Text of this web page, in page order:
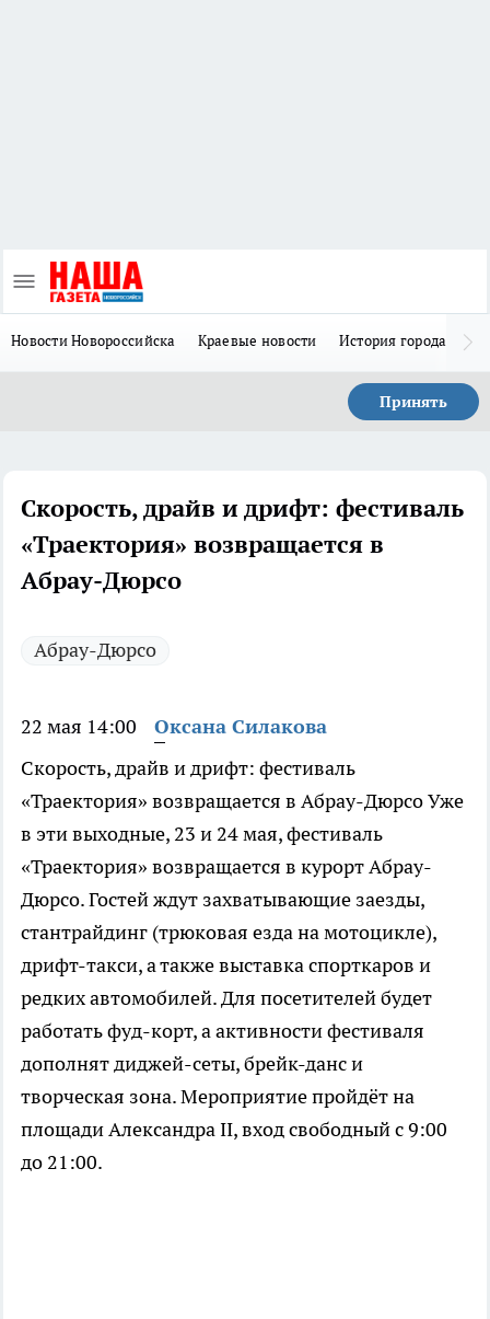
Новости Новороссийска Краевые новости История города Н
Принять
Скорость, драйв и дрифт: фестиваль
«Траектория» возвращается в
Абрау-Дюрсо
Абрау-Дюрсо
22 мая 14:00
Оксана Силакова
Скорость, драйв и дрифт: фестиваль
«Траектория» возвращается в Абрау-Дюрсо Уже
в эти выходные, 23 и 24 мая, фестиваль
«Траектория» возвращается в курорт Абрау-
Дюрсо. Гостей ждут захватывающие заезды,
стантрайдинг (трюковая езда на мотоцикле),
дрифт-такси, а также выставка спорткаров и
редких автомобилей. Для посетителей будет
работать фуд-корт, а активности фестиваля
дополнят диджей-сеты, брейк-данс и
творческая зона. Мероприятие пройдёт на
площади Александра II, вход свободный с 9:00
до 21:00.